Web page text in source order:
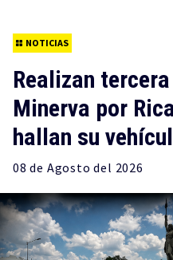
NOTICIAS
Realizan
Minerva por
hallan su
08 de Agosto del 2026